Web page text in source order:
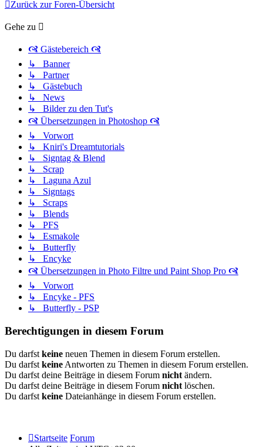
Zurück zur Foren-Übersicht
Gehe zu
🙧 Gästebereich 🙧
↳ Banner
↳ Partner
↳ Gästebuch
↳ News
↳ Bilder zu den Tut's
🙧 Übersetzungen in Photoshop 🙧
↳ Vorwort
↳ Kniri's Dreamtutorials
↳ Signtag & Blend
↳ Scrap
↳ Laguna Azul
↳ Signtags
↳ Scraps
↳ Blends
↳ PFS
↳ Esmakole
↳ Butterfly
↳ Encyke
🙧 Übersetzungen in Photo Filtre und Paint Shop Pro 🙧
↳ Vorwort
↳ Encyke - PFS
↳ Butterfly - PSP
Berechtigungen in diesem Forum
Du darfst keine neuen Themen in diesem Forum erstellen.
Du darfst keine Antworten zu Themen in diesem Forum erstellen.
Du darfst deine Beiträge in diesem Forum nicht ändern.
Du darfst deine Beiträge in diesem Forum nicht löschen.
Du darfst keine Dateianhänge in diesem Forum erstellen.
Startseite Forum